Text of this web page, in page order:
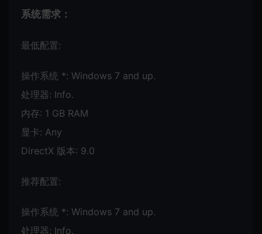
系统需求：
最低配置:
操作系统 *: Windows 7 and up.
处理器: Info.
内存: 1 GB RAM
显卡: Any
DirectX 版本: 9.0
推荐配置:
操作系统 *: Windows 7 and up.
处理器: Info.